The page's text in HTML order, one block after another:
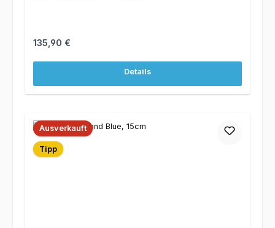
Regulärer Preis:
135,90 €
Details
Ausverkauft
Tipp